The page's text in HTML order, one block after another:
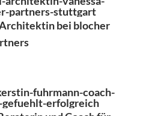
bei blocher